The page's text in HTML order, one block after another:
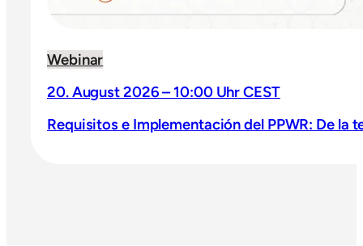
Webinar
20. August 2026 – 10:00 Uhr CEST
Requisitos e Implementación del PPWR: De la